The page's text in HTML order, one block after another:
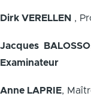
Dirk VERELLEN ,
Jacques
Examinateur
Anne LAPRIE,